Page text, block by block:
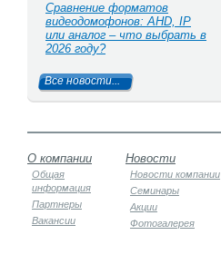
Сравнение форматов
видеодомофонов: AHD, IP
или аналог – что выбрать в
2026 году?
Все новости...
О компании
Общая
информация
Партнеры
Вакансии
Новости
Новости компании
Семинары
Акции
Фотогалерея